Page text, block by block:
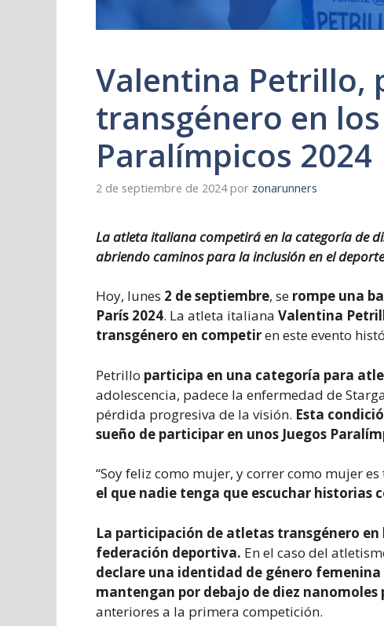
Valentina Petrillo,
transgénero en los
Paralímpicos 2024
2 de septiembre de 2024 por zonarunners
La atleta italiana competirá en la categoría de
abriendo caminos para la inclusión en el deporte
Hoy, lunes 2 de septiembre, se rompe una
París 2024. La atleta italiana Valentina
transgénero en competiren este evento
Petrillo participa en una categoría para
adolescencia, padece la enfermedad de
pérdida progresiva de la visión. Esta
sueño de participar en unos Juegos
“Soy feliz como mujer, y correr como mujer
el que nadie tenga que escuchar historias
La participación de atletas transgénero en
federación deportiva. En el caso del
declare una identidad de género femenina
mantengan por debajo de diez nanomoles
anteriores a la primera competición.